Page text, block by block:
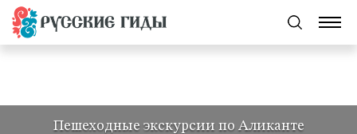
Пешеходные экскурсии по Аликанте